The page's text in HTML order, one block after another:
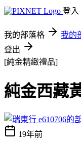
登入
我的部落格 我的
登出
[純金精緻禮品]
純金西藏
19年前